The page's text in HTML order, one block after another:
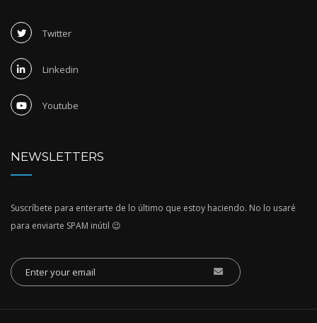
Twitter
Linkedin
Youtube
NEWSLETTERS
Suscríbete para enterarte de lo último que estoy haciendo. No lo usaré
para enviarte SPAM inútil 😉